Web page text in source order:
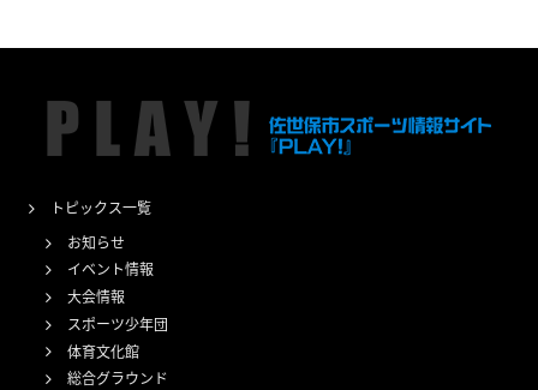
トピックス一覧
お知らせ
イベント情報
大会情報
スポーツ少年団
体育文化館
総合グラウンド